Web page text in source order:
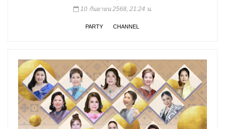
10 กันยายน 2568, 21:24 น.
PARTY CHANNEL